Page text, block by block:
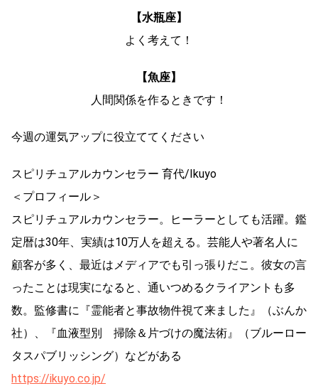
【水瓶座】
よく考えて！
【魚座】
人間関係を作るときです！
今週の運気アップに役立ててください
スピリチュアルカウンセラー 育代/Ikuyo
＜プロフィール＞
スピリチュアルカウンセラー。ヒーラーとしても活躍。鑑
定暦は30年、実績は10万人を超える。芸能人や著名人に
顧客が多く、最近はメディアでも引っ張りだこ。彼女の言
ったことは現実になると、通いつめるクライアントも多
数。監修書に『霊能者と事故物件視て来ました』（ぶんか
社）、『血液型別 掃除＆片づけの魔法術』（ブルーロー
タスパブリッシング）などがある
https://ikuyo.co.jp/